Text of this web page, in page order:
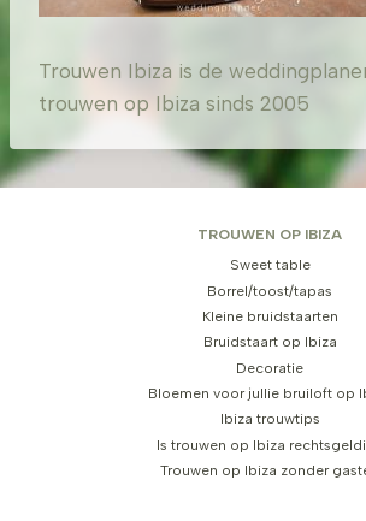
Trouwen Ibiza is de
trouwen op Ibiza sinds 2005
TROUWEN OP IBIZA
Sweet table
Borrel/toost/tapas
Kleine bruidstaarten
Bruidstaart op Ibiza
Decoratie
Bloemen voor jullie bruiloft op
Ibiza trouwtips
Is trouwen op Ibiza
Trouwen op Ibiza zonder